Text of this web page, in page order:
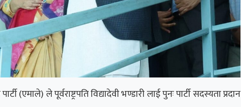
(एमाले) ले पूर्वराष्ट्रपति विद्यादेवी भण्डारी लाई पुनः पार्टी सदस्यता प्रदान